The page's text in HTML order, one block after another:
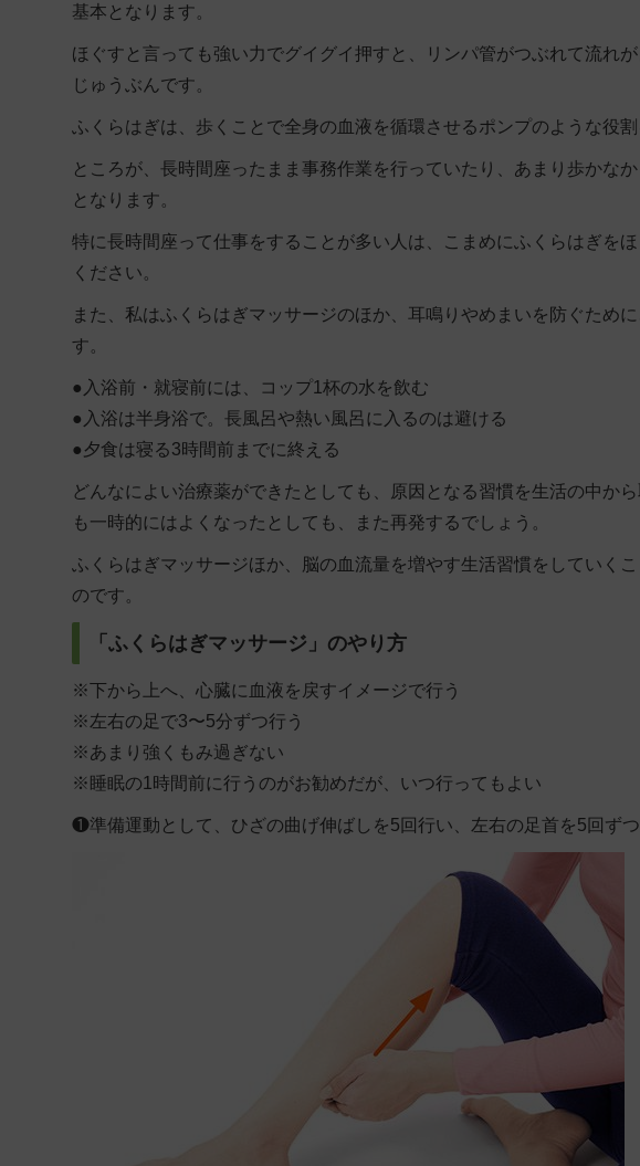
基本となります。
ほぐすと言っても強い力でグイグイ押すと、リンパ管がつぶれて流れ
じゅうぶんです。
ふくらはぎは、歩くことで全身の血液を循環させるポンプのような役割
ところが、長時間座ったまま事務作業を行っていたり、あまり歩かな
となります。
特に長時間座って仕事をすることが多い人は、こまめにふくらはぎを
ください。
また、私はふくらはぎマッサージのほか、耳鳴りやめまいを防ぐため
す。
●入浴前・就寝前には、コップ1杯の水を飲む
●入浴は半身浴で。長風呂や熱い風呂に入るのは避ける
●夕食は寝る3時間前までに終える
どんなによい治療薬ができたとしても、原因となる習慣を生活の中か
も一時的にはよくなったとしても、また再発するでしょう。
ふくらはぎマッサージほか、脳の血流量を増やす生活習慣をしていく
のです。
「ふくらはぎマッサージ」のやり方
※下から上へ、心臓に血液を戻すイメージで行う
※左右の足で3〜5分ずつ行う
※あまり強くもみ過ぎない
※ 睡眠の1時間前に行うのがお勧めだが、いつ行ってもよい
❶準備運動として、ひざの曲げ伸ばしを5回行い、左右の足首を5回ず